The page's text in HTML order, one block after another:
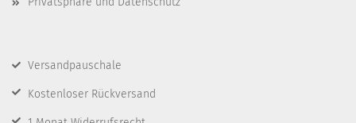
Versandpauschale
Kostenloser Rückversand